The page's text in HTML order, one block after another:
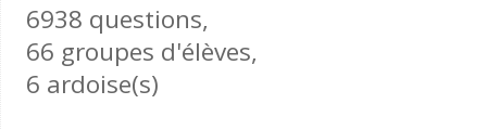
6938 questions,
66 groupes d'élèves,
6 ardoise(s)